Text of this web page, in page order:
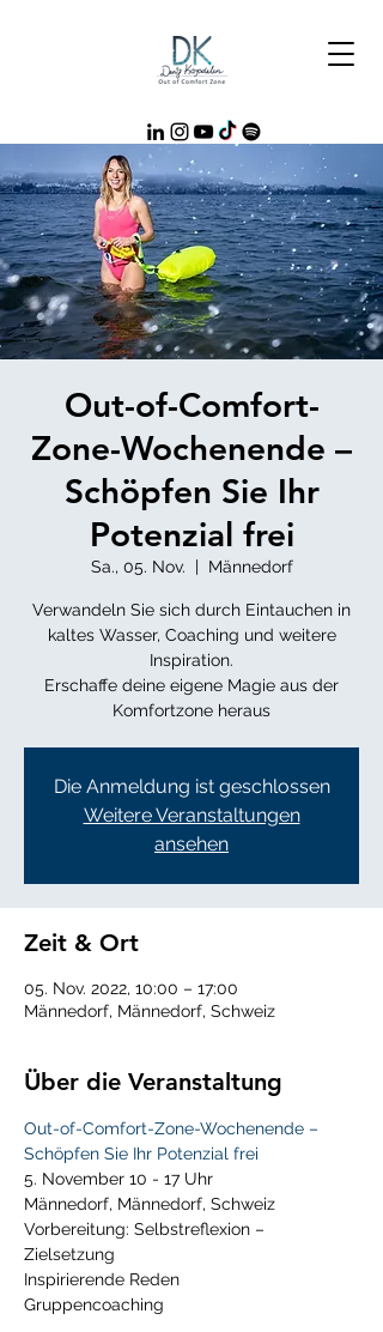
Out-of-Comfort-
Zone-Wochenende –
Schöpfen Sie Ihr
Potenzial frei
Sa., 05. Nov.
  |
Männedorf
Verwandeln Sie sich durch Eintauchen in
kaltes Wasser, Coaching und weitere
Inspiration.
Erschaffe deine eigene Magie aus der
Komfortzone heraus
Die Anmeldung ist geschlossen
Weitere Veranstaltungen
ansehen
Zeit & Ort
05. Nov. 2022, 10:00 – 17:00
Männedorf, Männedorf, Schweiz
Über die Veranstaltung
Out-of-Comfort-Zone-Wochenende –
Schöpfen Sie Ihr Potenzial frei
5. November 10 - 17 Uhr
Männedorf, Männedorf, Schweiz
Vorbereitung: Selbstreflexion –
Zielsetzung
Inspirierende Reden
Gruppencoaching